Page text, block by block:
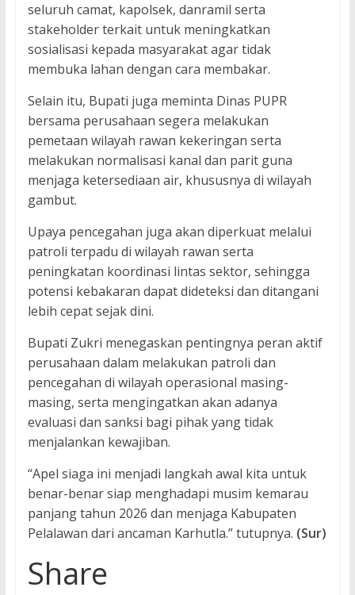
seluruh camat, kapolsek, danramil serta
stakeholder terkait untuk meningkatkan
sosialisasi kepada masyarakat agar tidak
membuka lahan dengan cara membakar.
Selain itu, Bupati juga meminta Dinas PUPR
bersama perusahaan segera melakukan
pemetaan wilayah rawan kekeringan serta
melakukan normalisasi kanal dan parit guna
menjaga ketersediaan air, khususnya di wilayah
gambut.
Upaya pencegahan juga akan diperkuat melalui
patroli terpadu di wilayah rawan serta
peningkatan koordinasi lintas sektor, sehingga
potensi kebakaran dapat dideteksi dan ditangani
lebih cepat sejak dini.
Bupati Zukri menegaskan pentingnya peran aktif
perusahaan dalam melakukan patroli dan
pencegahan di wilayah operasional masing-
masing, serta mengingatkan akan adanya
evaluasi dan sanksi bagi pihak yang tidak
menjalankan kewajiban.
“Apel siaga ini menjadi langkah awal kita untuk
benar-benar siap menghadapi musim kemarau
panjang tahun 2026 dan menjaga Kabupaten
Pelalawan dari ancaman Karhutla.” tutupnya. (Sur)
Share